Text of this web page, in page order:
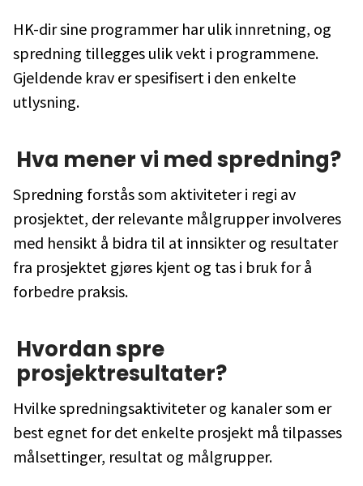
HK-dir sine programmer har ulik innretning, og
spredning tillegges ulik vekt i programmene.
Gjeldende krav er spesifisert i den enkelte
utlysning.
Hva mener vi med spredning?
Spredning forstås som aktiviteter i regi av
prosjektet, der relevante målgrupper involveres
med hensikt å bidra til at innsikter og resultater
fra prosjektet gjøres kjent og tas i bruk for å
forbedre praksis.
Hvordan spre
prosjektresultater?
Hvilke spredningsaktiviteter og kanaler som er
best egnet for det enkelte prosjekt må tilpasses
målsettinger, resultat og målgrupper.